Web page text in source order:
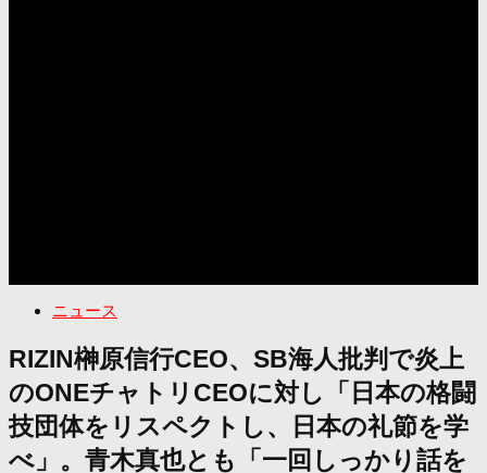
ニュース
RIZIN榊原信行CEO、SB海人批判で炎上
のONEチャトリCEOに対し「日本の格闘
技団体をリスペクトし、日本の礼節を学
べ」。青木真也とも「一回しっかり話を